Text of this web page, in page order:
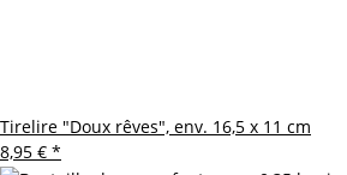
Tirelire "Doux rêves", env. 16,5 x 11 cm
8,95 € *